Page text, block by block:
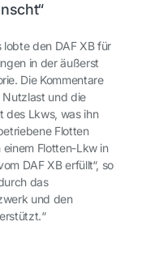
den DAF XB für
in der äußerst
Die Kommentare
und die
des Lkws, was ihn
Flotten
einem Flotten-Lkw in
DAF XB erfüllt“, so
das
und den